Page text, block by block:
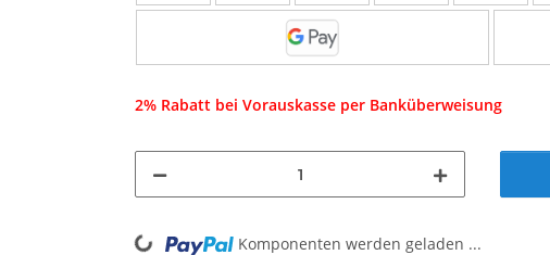
2% Rabatt bei Vorauskasse per Banküberweisung
Loading... Komponenten werden geladen ...